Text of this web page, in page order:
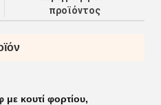
προϊόντος
με κουτί φορτίου,